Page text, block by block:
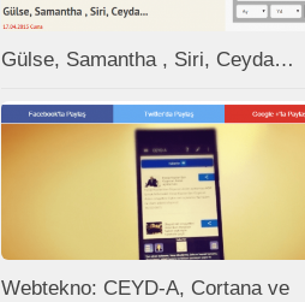
Gülse, Samantha , Siri, Ceyda…
Webtekno: CEYD-A, Cortana ve